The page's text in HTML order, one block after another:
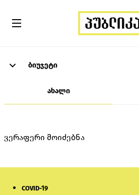
ბიუჯეტი
ახალი
ვერაფერი მოიძებნა
COVID-19